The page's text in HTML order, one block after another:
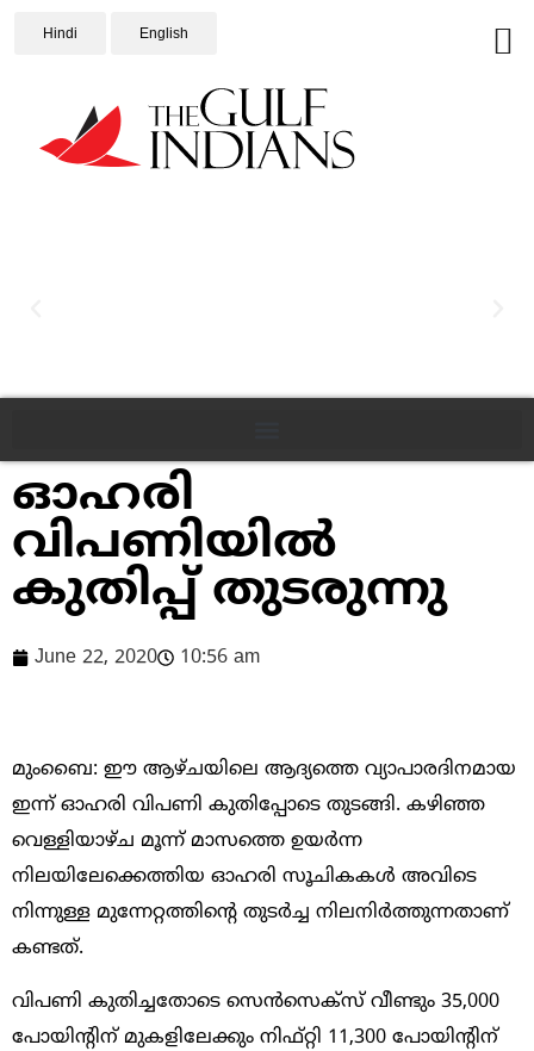
Hindi English
ഓഹരി
വിപണിയില്‍
കുതിപ്പ്‌ തുടരുന്നു
June 22, 2020 10:56 am
മുംബൈ: ഈ ആഴ്‌ചയിലെ ആദ്യത്തെ വ്യാപാരദിനമായ
ഇന്ന്‌ ഓഹരി വിപണി കുതിപ്പോടെ തുടങ്ങി. കഴിഞ്ഞ
വെള്ളിയാഴ്‌ച മൂന്ന്‌ മാസത്തെ ഉയര്‍ന്ന
നിലയിലേക്കെത്തിയ ഓഹരി സൂചികകള്‍ അവിടെ
നിന്നുള്ള മുന്നേറ്റത്തിന്റെ തുടര്‍ച്ച നിലനിര്‍ത്തുന്നതാണ്‌
കണ്ടത്‌.
വിപണി കുതിച്ചതോടെ സെന്‍സെക്‌സ്‌ വീണ്ടും 35,000
പോയിന്റിന്‌ മുകളിലേക്കും നിഫ്‌റ്റി 11,300 പോയിന്റിന്‌